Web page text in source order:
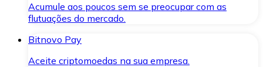
Acumule aos poucos sem se preocupar com as
flutuações do mercado.
Bitnovo Pay
Aceite criptomoedas na sua empresa.